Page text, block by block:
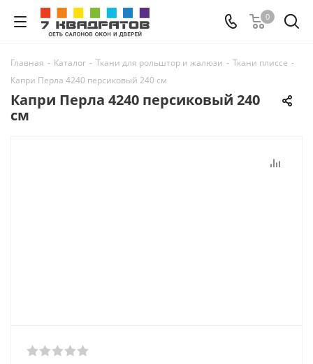
0
Главная - Каталог - Ткани для рольштор и жалюзи - Ткани плиссе -
Капри Перла 4240 персиковый 240 см
Капри Перла 4240 персиковый 240
см